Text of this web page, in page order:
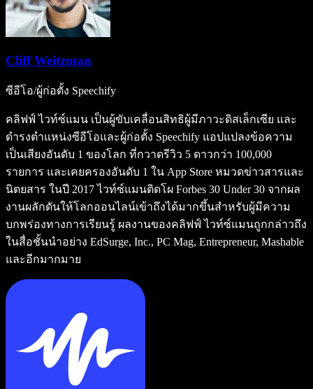
Cliff Weitzman
ซีอีโอ/ผู้ก่อตั้ง Speechify
คลิฟฟ์ ไวท์ซ์แมน เป็นผู้ขับเคลื่อนสิทธิผู้มีภาวะดิสเล็กเซีย และ
ดำรงตำแหน่งซีอีโอและผู้ก่อตั้ง Speechify แอปแปลงข้อความ
เป็นเสียงอันดับ 1 ของโลก ที่กวาดรีวิว 5 ดาวกว่า 100,000
รายการ และเคยครองอันดับ 1 ใน App Store หมวดข่าวสารและ
นิตยสาร ในปี 2017 ไวท์ซ์แมนติดโผ Forbes 30 Under 30 จากผล
งานผลักดันให้โลกออนไลน์เข้าถึงได้มากขึ้นสำหรับผู้มีความ
บกพร่องทางการเรียนรู้ ผลงานของคลิฟฟ์ ไวท์ซ์แมนถูกกล่าวถึง
ในสื่อชั้นนำอย่าง EdSurge, Inc., PC Mag, Entrepreneur, Mashable
และอีกมากมาย